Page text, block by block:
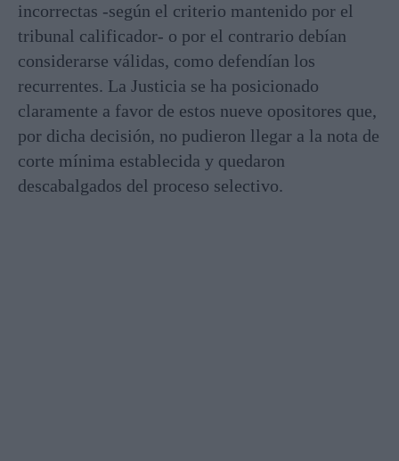
incorrectas -según el criterio mantenido por el
tribunal calificador- o por el contrario debían
considerarse válidas, como defendían los
recurrentes. La Justicia se ha posicionado
claramente a favor de estos nueve opositores que,
por dicha decisión, no pudieron llegar a la nota de
corte mínima establecida y quedaron
descabalgados del proceso selectivo.